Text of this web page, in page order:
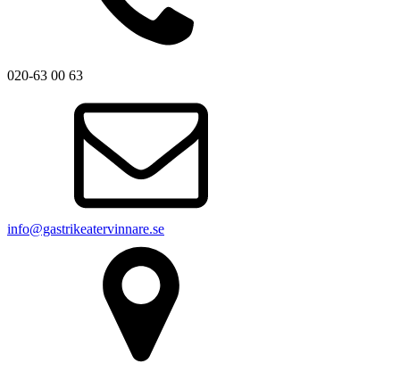
020-63 00 63
info@gastrikeatervinnare.se